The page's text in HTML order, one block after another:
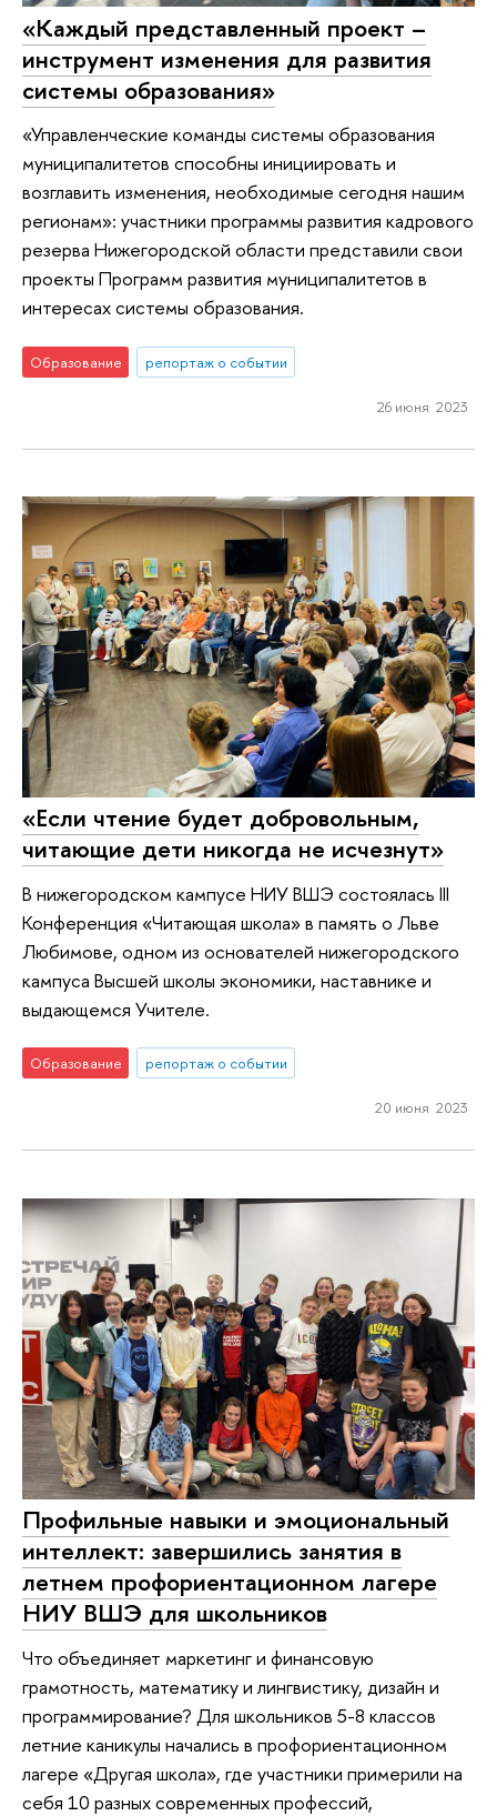
«Каждый представленный проект –
инструмент изменения для развития
системы образования»
«Управленческие команды системы образования
муниципалитетов способны инициировать и
возглавить изменения, необходимые сегодня нашим
регионам»: участники программы развития кадрового
резерва Нижегородской области представили свои
проекты Программ развития муниципалитетов в
интересах системы образования.
Образование репортаж о событии
26 июня 2023
«Если чтение будет добровольным,
читающие дети никогда не исчезнут»
В нижегородском кампусе НИУ ВШЭ состоялась III
Конференция «Читающая школа» в память о Льве
Любимове, одном из основателей нижегородского
кампуса Высшей школы экономики, наставнике и
выдающемся Учителе.
Образование репортаж о событии
20 июня 2023
Профильные навыки и эмоциональный
интеллект: завершились занятия в
летнем профориентационном лагере
НИУ ВШЭ для школьников
Что объединяет маркетинг и финансовую
грамотность, математику и лингвистику, дизайн и
программирование? Для школьников 5-8 классов
летние каникулы начались в профориентационном
лагере «Другая школа», где участники примерили на
себя 10 разных современных профессий,